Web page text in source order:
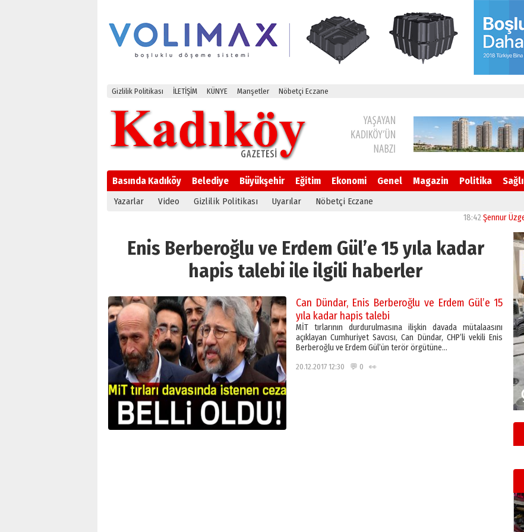
Gizlilik Politikası İLETİŞİM KÜNYE Manşetler Nöbetçi Eczane
Basında Kadıköy Belediye Büyükşehir Eğitim Ekonomi Genel Magazin Politika
Yazarlar Video Gizlilik Politikası Uyarılar Nöbetçi Eczane
Şennur Üzgen’in
Enis Berberoğlu ve Erdem Gül’e 15 yıla kadar
hapis talebi ile ilgili haberler
Can Dündar, Enis Berberoğlu ve Erdem Gül’e 15
yıla kadar hapis talebi
MİT tırlarının durdurulmasına ilişkin davada mütalaasını
açıklayan Cumhuriyet Savcısı, Can Dündar, CHP’li vekili Enis
Berberoğlu ve Erdem Gül’ün terör örgütüne…
20.12.2017 12:30 💬 0 👀